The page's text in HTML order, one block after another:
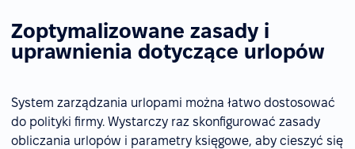
Zoptymalizowane zasady i
uprawnienia dotyczące urlopów
System zarządzania urlopami można łatwo dostosować
do polityki firmy. Wystarczy raz skonfigurować zasady
obliczania urlopów i parametry księgowe, aby cieszyć się